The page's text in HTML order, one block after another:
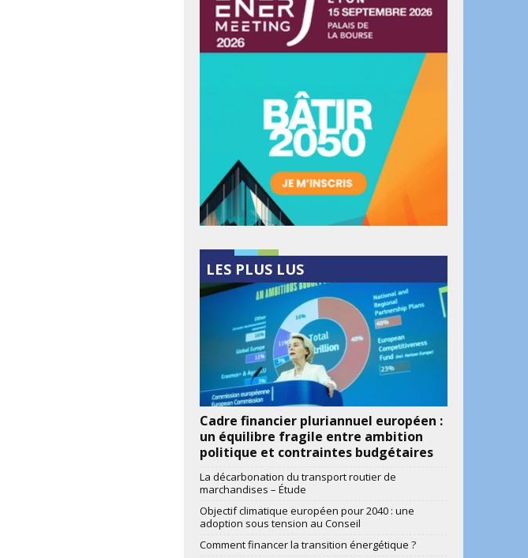
LES PLUS LUS
Cadre financier pluriannuel européen :
un équilibre fragile entre ambition
politique et contraintes budgétaires
La décarbonation du transport routier de
marchandises – Étude
Objectif climatique européen pour 2040 : une
adoption sous tension au Conseil
Comment financer la transition énergétique ?